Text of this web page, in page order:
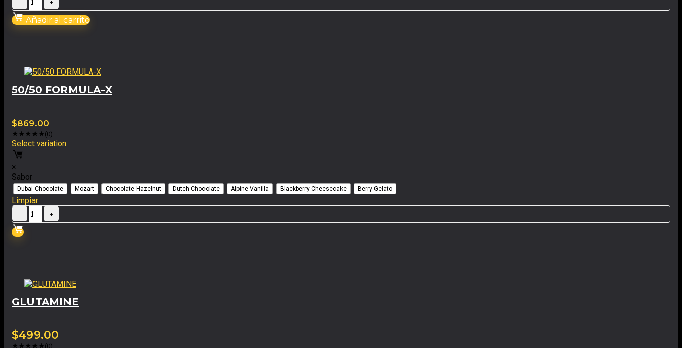
Añadir al carrito
50/50 FORMULA-X
$869.00
★★★★★(0)
Select variation
×
Sabor
Dubai Chocolate Mozart Chocolate Hazelnut Dutch Chocolate Alpine Vanilla Blackberry Cheesecake Berry Gelato
Limpiar
GLUTAMINE
$499.00
★★★★★(0)